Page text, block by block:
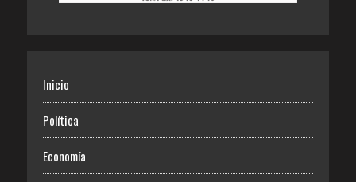
Inicio
Política
Economía